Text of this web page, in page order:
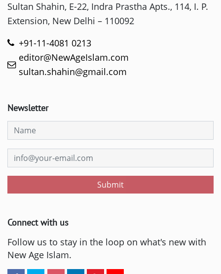
Sultan Shahin, E-22, Indra Prastha Apts., 114, I. P.
Extension, New Delhi – 110092
+91-11-4081 0213
editor@NewAgeIslam.com
sultan.shahin@gmail.com
Newsletter
Submit
Connect with us
Follow us to stay in the loop on what's new with
New Age Islam.